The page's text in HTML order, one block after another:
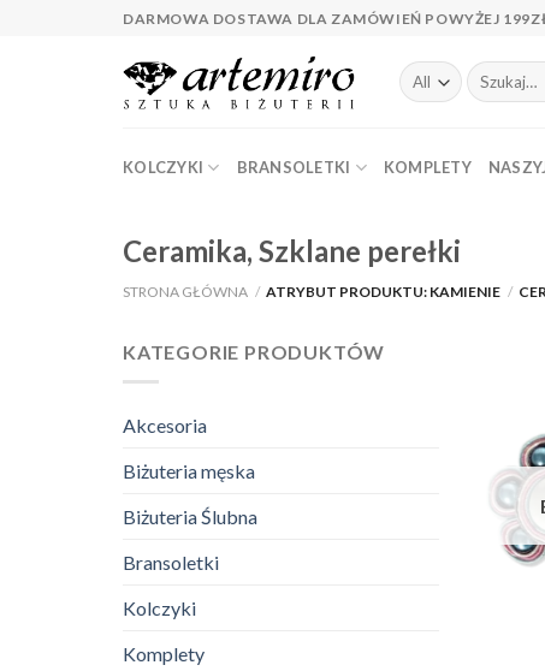
DARMOWA DOSTAWA DLA ZAMÓWIEŃ POWYŻEJ
Szukaj:
KOLCZYKI BRANSOLETKI KOMPLETY
Ceramika, Szklane perełki
STRONA GŁÓWNA / ATRYBUT PRODUKTU: KAMIENIE /
KATEGORIE PRODUKTÓW
Akcesoria
Biżuteria męska
Biżuteria Ślubna
Bransoletki
Kolczyki
Komplety